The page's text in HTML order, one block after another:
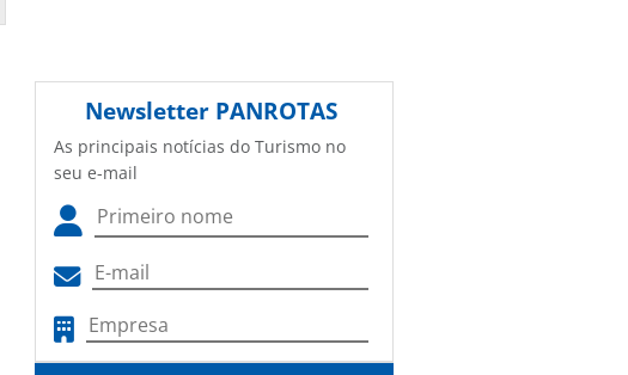
Newsletter PANROTAS
As principais notícias do Turismo no
seu e-mail